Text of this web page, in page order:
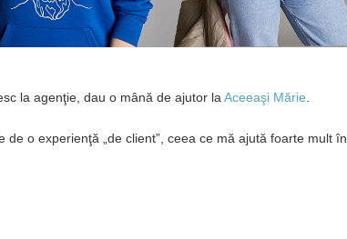
la agenţie, dau o mână de ajutor la Aceeaşi Mărie.
o experienţă „de client”, ceea ce mă ajută foarte mult în